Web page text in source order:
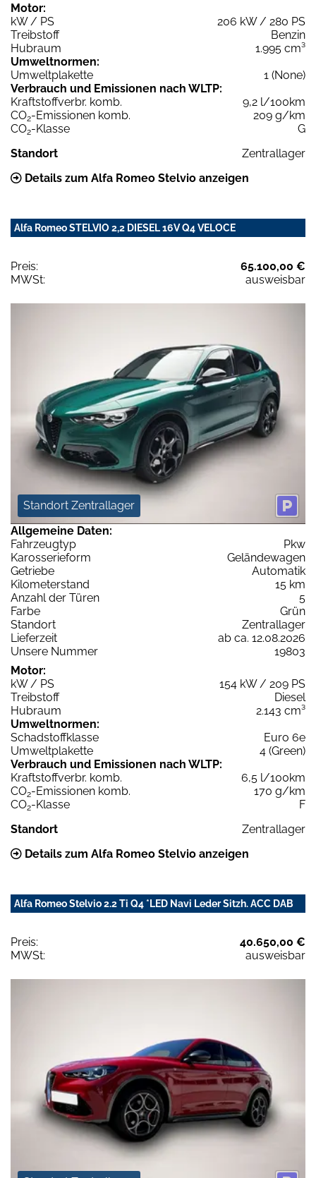
Motor:
kW / PS
206 kW / 280 PS
Treibstoff
Benzin
Hubraum
1.995 cm³
Umweltnormen:
Umweltplakette
1 (None)
Verbrauch und Emissionen nach WLTP:
Kraftstoffverbr. komb.
9,2 l/100km
CO2-Emissionen komb.
209 g/km
CO2-Klasse
G
Standort
Zentrallager
Details zum Alfa Romeo Stelvio anzeigen
Alfa Romeo STELVIO 2,2 DIESEL 16V Q4 VELOCE
Preis:
65.100,00 €
MWSt:
ausweisbar
Standort Zentrallager
Allgemeine Daten:
Fahrzeugtyp
Pkw
Karosserieform
Geländewagen
Getriebe
Automatik
Kilometerstand
15 km
Anzahl der Türen
5
Farbe
Grün
Standort
Zentrallager
Lieferzeit
ab ca. 12.08.2026
Unsere Nummer
19803
Motor:
kW / PS
154 kW / 209 PS
Treibstoff
Diesel
Hubraum
2.143 cm³
Umweltnormen:
Schadstoffklasse
Euro 6e
Umweltplakette
4 (Green)
Verbrauch und Emissionen nach WLTP:
Kraftstoffverbr. komb.
6,5 l/100km
CO2-Emissionen komb.
170 g/km
CO2-Klasse
F
Standort
Zentrallager
Details zum Alfa Romeo Stelvio anzeigen
Alfa Romeo Stelvio 2.2 Ti Q4 *LED Navi Leder Sitzh. ACC DAB
Preis:
40.650,00 €
MWSt:
ausweisbar